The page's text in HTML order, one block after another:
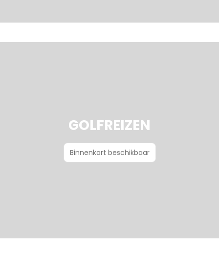
GOLFREIZEN
Binnenkort beschikbaar